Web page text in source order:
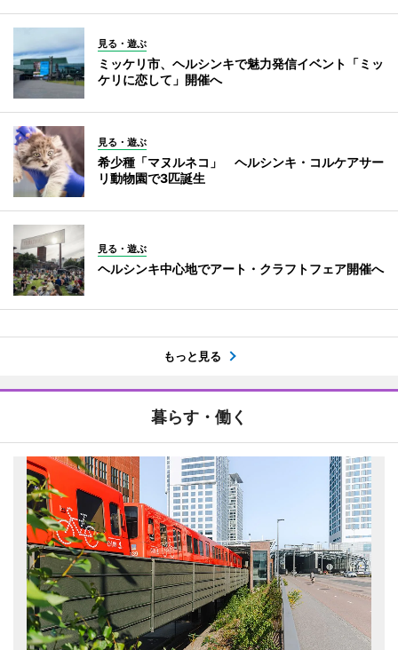
見る・遊ぶ
ミッケリ市、ヘルシンキで魅力発信イベント「ミッ
ケリに恋して」開催へ
見る・遊ぶ
希少種「マヌルネコ」 ヘルシンキ・コルケアサー
リ動物園で3匹誕生
見る・遊ぶ
ヘルシンキ中心地でアート・クラフトフェア開催へ
もっと見る
暮らす・働く